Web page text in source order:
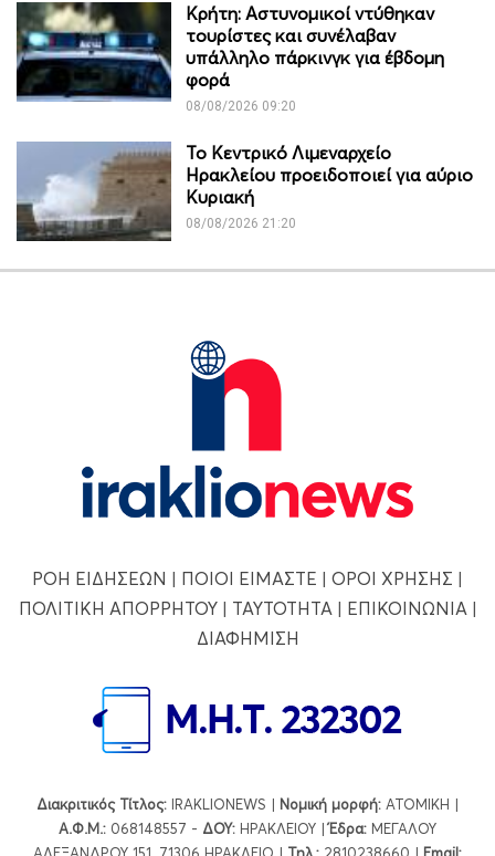
Κρήτη: Αστυνομικοί ντύθηκαν
τουρίστες και συνέλαβαν
υπάλληλο πάρκινγκ για έβδομη
φορά
08/08/2026 09:20
Το Κεντρικό Λιμεναρχείο
Ηρακλείου προειδοποιεί για αύριο
Κυριακή
08/08/2026 21:20
ΡΟΗ ΕΙΔΗΣΕΩΝ | ΠΟΙΟΙ ΕΙΜΑΣΤΕ | ΟΡΟΙ ΧΡΗΣΗΣ |
ΠΟΛΙΤΙΚΗ ΑΠΟΡΡΗΤΟΥ| ΤΑΥΤΟΤΗΤΑ | ΕΠΙΚΟΙΝΩΝΙΑ |
ΔΙΑΦΗΜΙΣΗ
Διακριτικός Τίτλος: IRAKLIONEWS | Νομική μορφή: ΑΤΟΜΙΚΗ |
Α.Φ.Μ.: 068148557 - ΔΟΥ: ΗΡΑΚΛΕΙΟΥ |Έδρα: ΜΕΓΑΛΟΥ
ΑΛΕΞΑΝΔΡΟΥ 151, 71306 ΗΡΑΚΛΕΙΟ | Τηλ.: 2810238660 | Εmail: